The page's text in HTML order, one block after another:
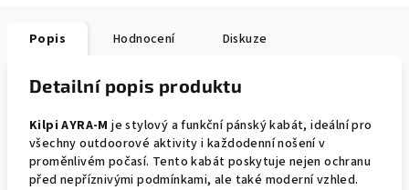
Popis Hodnocení Diskuze
Detailní popis produktu
Kilpi AYRA-M je stylový a funkční pánský kabát, ideální pro
všechny outdoorové aktivity i každodenní nošení v
proměnlivém počasí. Tento kabát poskytuje nejen ochranu
před nepříznivými podmínkami, ale také moderní vzhled.